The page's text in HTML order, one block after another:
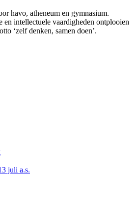
havo, atheneum en gymnasium.
en intellectuele vaardigheden ontplooien
‘zelf denken, samen doen’.
juli a.s.